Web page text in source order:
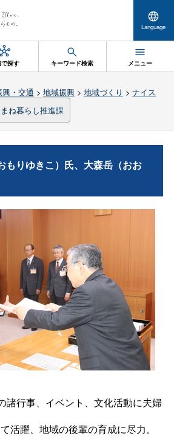
Language
探す キーワード検索 メニュー
・交通 > 地域振興> 地域づくり > ナイス
ね暮らし推進課
もりゆきこ）氏、大森岳（おお
諸行事、イベント、文化活動に夫婦
活躍、地域の後輩の育成に尽力。